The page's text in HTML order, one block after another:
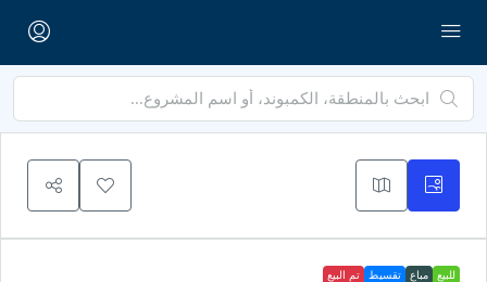
للبيع مباع تقسيط تم البيع